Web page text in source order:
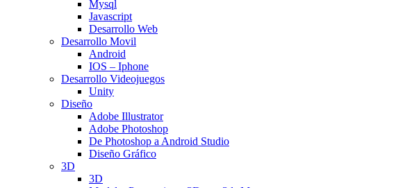
Mysql
Javascript
Desarrollo Web
Desarrollo Movil
Android
IOS – Iphone
Desarrollo Videojuegos
Unity
Diseño
Adobe Illustrator
Adobe Photoshop
De Photoshop a Android Studio
Diseño Gráfico
3D
3D